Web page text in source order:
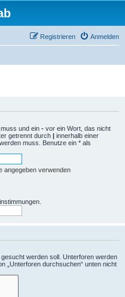
Anmelden
Registrieren
und ein - vor ein Wort, das nicht
getrennt durch | innerhalb einer
muss. Benutze ein * als
angegeben verwenden
werden soll. Unterforen werden
„Unterforen durchsuchen“ unten nicht